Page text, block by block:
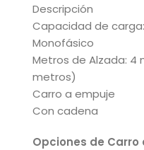
Descripción
Capacidad de
Monofásico
Metros de Alzada:
metros)
Carro a empuje
Con cadena
Opciones de Carro